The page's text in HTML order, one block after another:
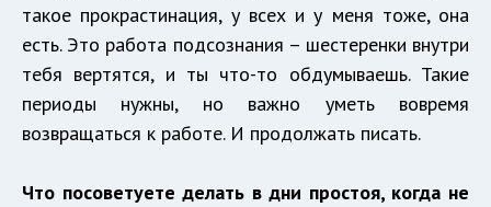
такое прокрастинация, у всех и у меня тоже, она
есть. Это работа подсознания – шестеренки внутри
тебя вертятся, и ты что-то обдумываешь. Такие
периоды нужны, но важно уметь вовремя
возвращаться к работе. И продолжать писать.
Что посоветуете делать в дни простоя, когда не